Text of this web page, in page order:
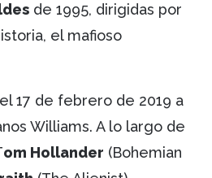
de 1995, dirigidas por
el mafioso
17 de febrero de 2019 a
Williams. A lo largo de
om Hollander (Bohemian